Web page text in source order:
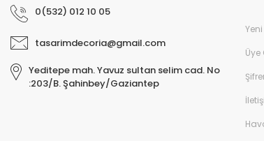
0(532) 012 10 05
tasarimdecoria@gmail.com
Yeditepe mah. Yavuz sultan selim cad. No
:203/B. Şahinbey/Gaziantep
Üye